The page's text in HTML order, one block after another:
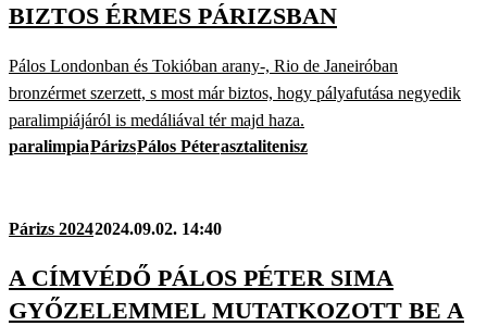
BIZTOS ÉRMES PÁRIZSBAN
Pálos Londonban és Tokióban arany-, Rio de Janeiróban
bronzérmet szerzett, s most már biztos, hogy pályafutása negyedik
paralimpiájáról is medáliával tér majd haza.
paralimpiaPárizsPálos Péterasztalitenisz
Párizs 20242024.09.02. 14:40
A CÍMVÉDŐ PÁLOS PÉTER SIMA
GYŐZELEMMEL MUTATKOZOTT BE A